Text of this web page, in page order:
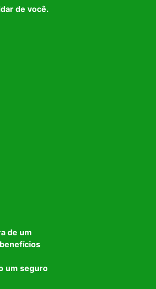
de você.
de um
um seguro